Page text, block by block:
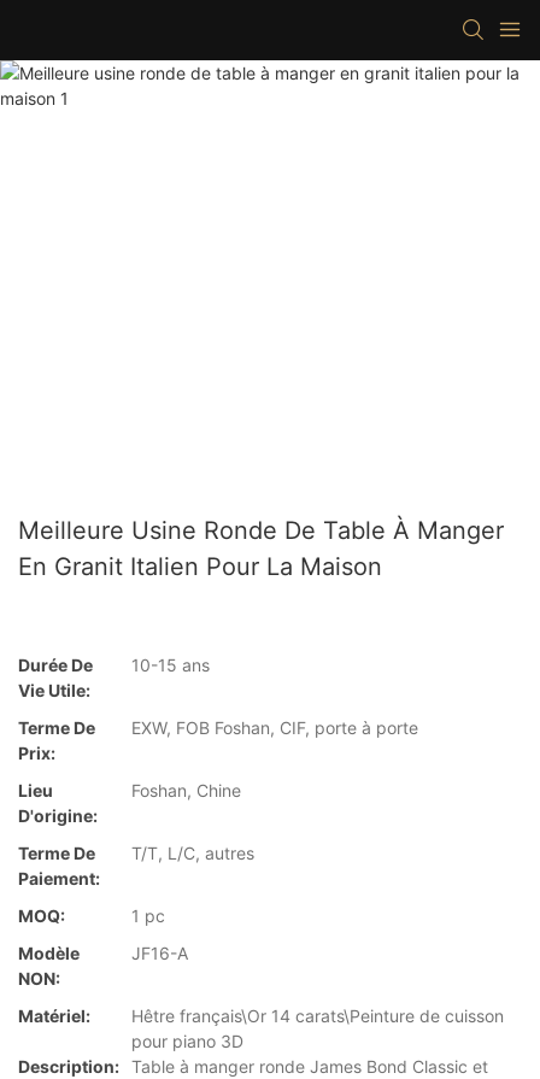
Meilleure Usine Ronde De Table À Manger
En Granit Italien Pour La Maison
Durée De
Vie Utile:
10-15 ans
Terme De
Prix:
EXW, FOB Foshan, CIF, porte à porte
Lieu
D'origine:
Foshan, Chine
Terme De
Paiement:
T/T, L/C, autres
MOQ:
1 pc
Modèle
NON:
JF16-A
Matériel:
Hêtre français\Or 14 carats\Peinture de cuisson
pour piano 3D
Description: Table à manger ronde James Bond Classic et